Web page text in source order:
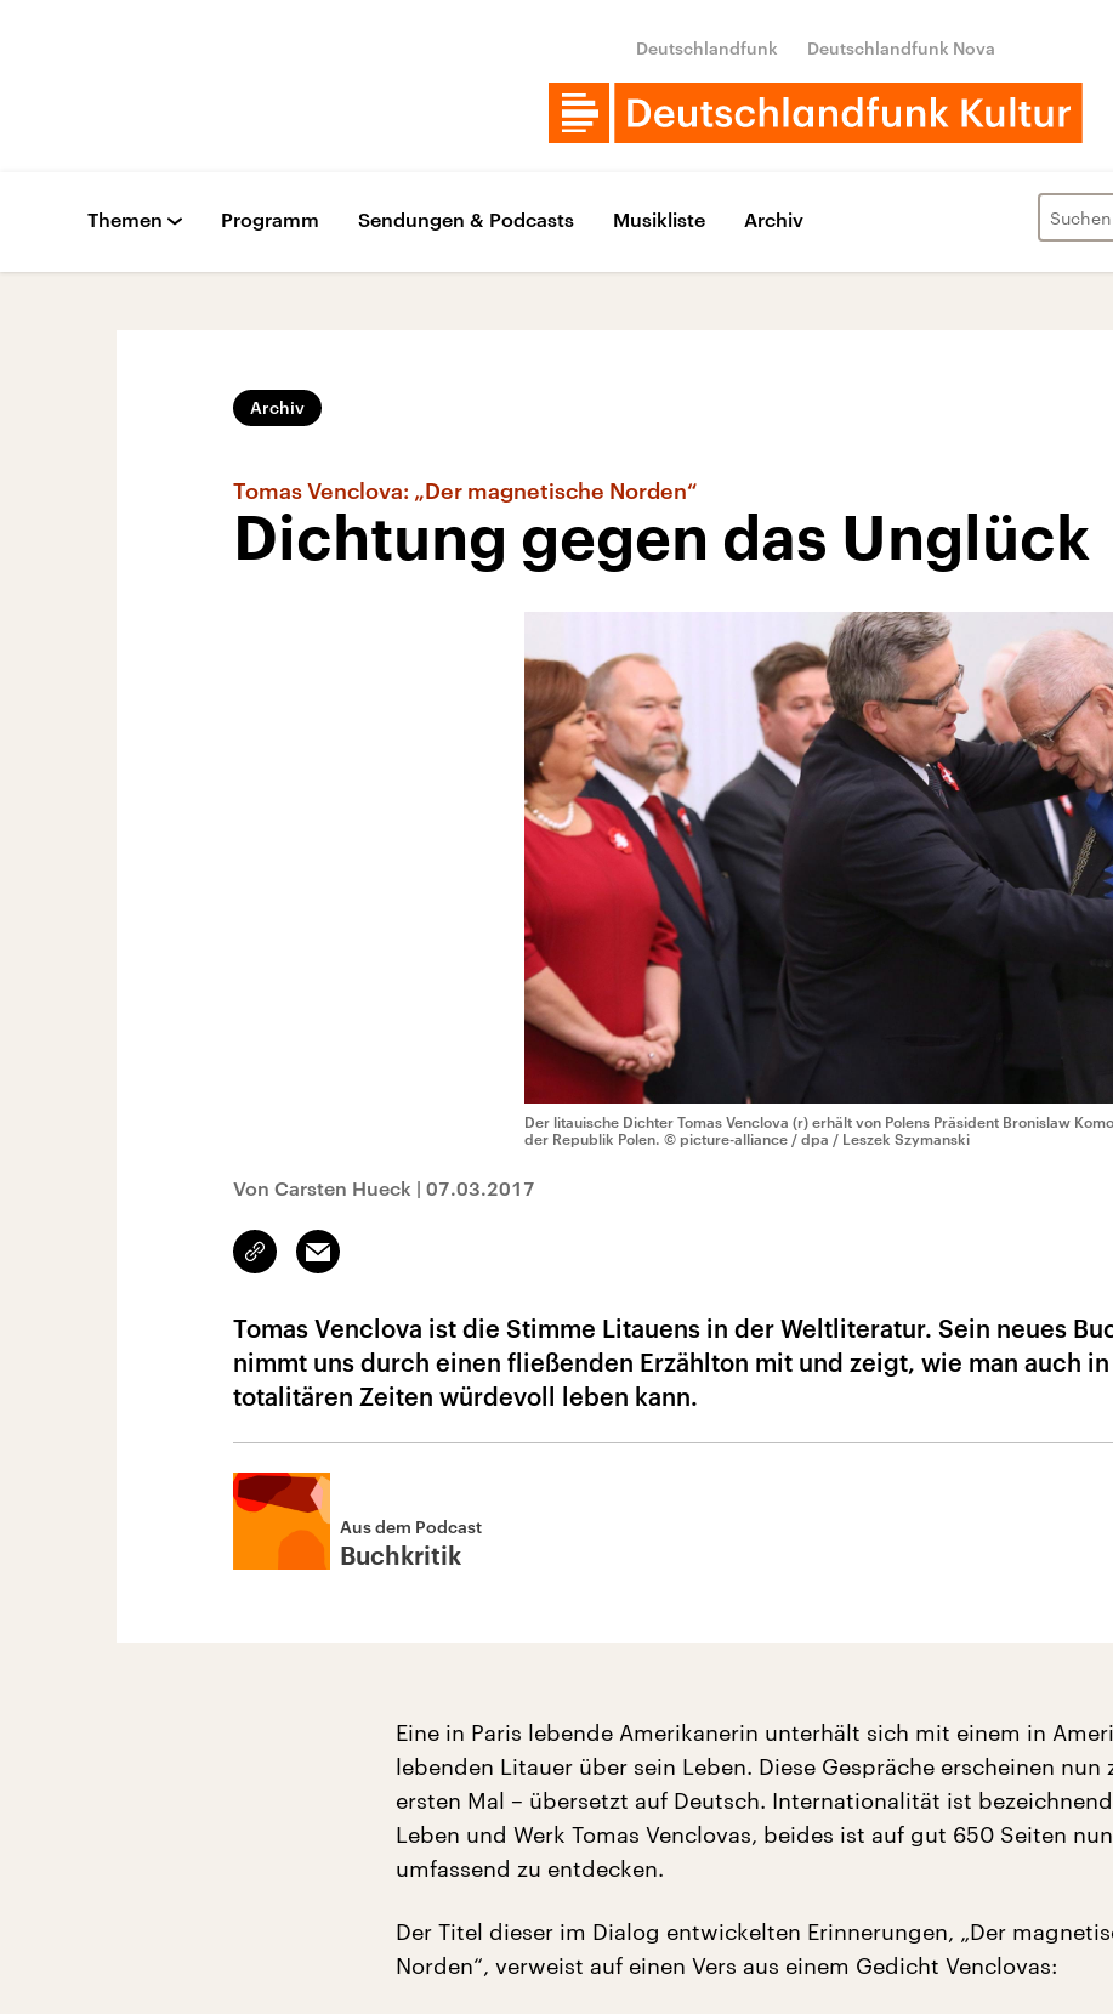
Deutschlandfunk Deutschlandfunk Nova
Themen Programm Sendungen & Podcasts Musikliste Archiv
Archiv
Tomas Venclova: „Der magnetische Norden“
Dichtung gegen das Unglück
Der litauische Dichter Tomas Venclova (r) erhält von Polens Präsident Bronislaw
der Republik Polen. © picture-alliance / dpa / Leszek Szymanski
Von Carsten Hueck | 07.03.2017
Link
kopieren/teilen
Email
Tomas Venclova ist die Stimme Litauens in der Weltliteratur. Sein neues
nimmt uns durch einen fließenden Erzählton mit und zeigt, wie man auch in
totalitären Zeiten würdevoll leben kann.
Aus dem Podcast
Buchkritik
Eine in Paris lebende Amerikanerin unterhält sich mit einem in
lebenden Litauer über sein Leben. Diese Gespräche erscheinen nun
ersten Mal – übersetzt auf Deutsch. Internationalität ist
Leben und Werk Tomas Venclovas, beides ist auf gut 650 Seiten nun
umfassend zu entdecken.
Der Titel dieser im Dialog entwickelten Erinnerungen, „Der
Norden“, verweist auf einen Vers aus einem Gedicht Venclovas: